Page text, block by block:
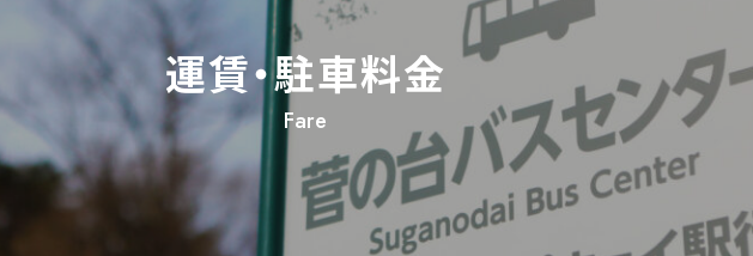
運賃・駐車料金
Fare